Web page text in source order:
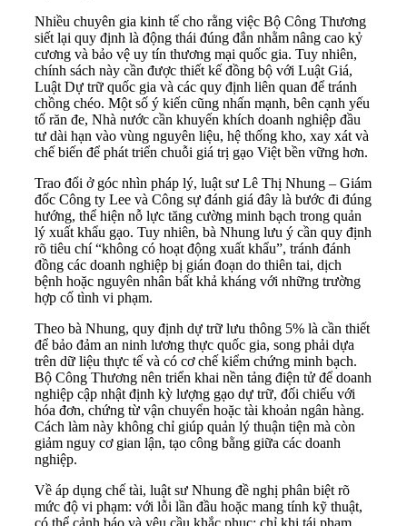
Nhiều chuyên gia kinh tế cho rằng việc Bộ Công Thương
siết lại quy định là động thái đúng đắn nhằm nâng cao kỷ
cương và bảo vệ uy tín thương mại quốc gia. Tuy nhiên,
chính sách này cần được thiết kế đồng bộ với Luật Giá,
Luật Dự trữ quốc gia và các quy định liên quan để tránh
chồng chéo. Một số ý kiến cũng nhấn mạnh, bên cạnh yếu
tố răn đe, Nhà nước cần khuyến khích doanh nghiệp đầu
tư dài hạn vào vùng nguyên liệu, hệ thống kho, xay xát và
chế biến để phát triển chuỗi giá trị gạo Việt bền vững hơn.
Trao đổi ở góc nhìn pháp lý, luật sư Lê Thị Nhung – Giám
đốc Công ty Lee và Công sự đánh giá đây là bước đi đúng
hướng, thể hiện nỗ lực tăng cường minh bạch trong quản
lý xuất khẩu gạo. Tuy nhiên, bà Nhung lưu ý cần quy định
rõ tiêu chí “không có hoạt động xuất khẩu”, tránh đánh
đồng các doanh nghiệp bị gián đoạn do thiên tai, dịch
bệnh hoặc nguyên nhân bất khả kháng với những trường
hợp cố tình vi phạm.
Theo bà Nhung, quy định dự trữ lưu thông 5% là cần thiết
để bảo đảm an ninh lương thực quốc gia, song phải dựa
trên dữ liệu thực tế và có cơ chế kiểm chứng minh bạch.
Bộ Công Thương nên triển khai nền tảng điện tử để doanh
nghiệp cập nhật định kỳ lượng gạo dự trữ, đối chiếu với
hóa đơn, chứng từ vận chuyển hoặc tài khoản ngân hàng.
Cách làm này không chỉ giúp quản lý thuận tiện mà còn
giảm nguy cơ gian lận, tạo công bằng giữa các doanh
nghiệp.
Về áp dụng chế tài, luật sư Nhung đề nghị phân biệt rõ
mức độ vi phạm: với lỗi lần đầu hoặc mang tính kỹ thuật,